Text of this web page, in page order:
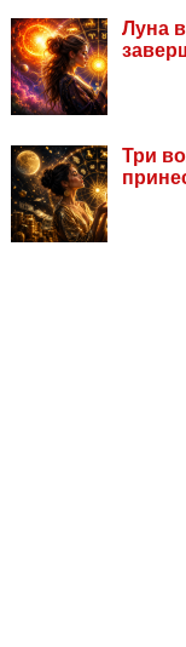
Луна
Три